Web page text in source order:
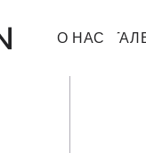
О НАС ГАЛЕРЕЯ